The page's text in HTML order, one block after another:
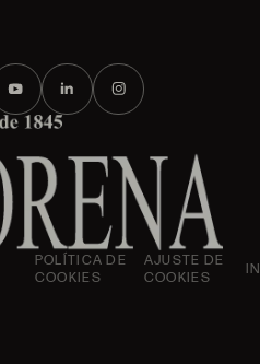
POLÍTICA DE
COOKIES
AJUSTE DE
COOKIES